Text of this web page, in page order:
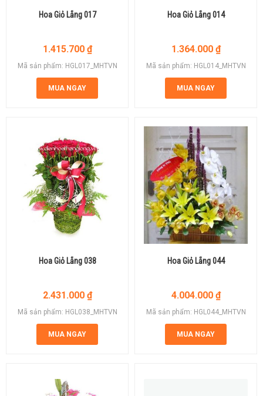
Hoa Giỏ Lẵng 017
1.415.700 ₫
Mã sản phẩm: HGL017_MHTVN
MUA NGAY
Hoa Giỏ Lẵng 014
1.364.000 ₫
Mã sản phẩm: HGL014_MHTVN
MUA NGAY
Hoa Giỏ Lẵng 038
2.431.000 ₫
Mã sản phẩm: HGL038_MHTVN
MUA NGAY
Hoa Giỏ Lẵng 044
4.004.000 ₫
Mã sản phẩm: HGL044_MHTVN
MUA NGAY